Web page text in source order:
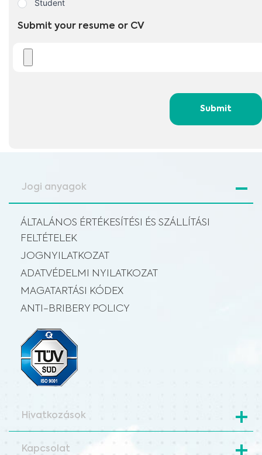
Student
Submit your resume or CV
Submit
Jogi anyagok
ÁLTALÁNOS ÉRTÉKESÍTÉSI ÉS SZÁLLÍTÁSI
FELTÉTELEK
JOGNYILATKOZAT
ADATVÉDELMI NYILATKOZAT
MAGATARTÁSI KÓDEX
ANTI-BRIBERY POLICY
Hivatkozások
Kapcsolat